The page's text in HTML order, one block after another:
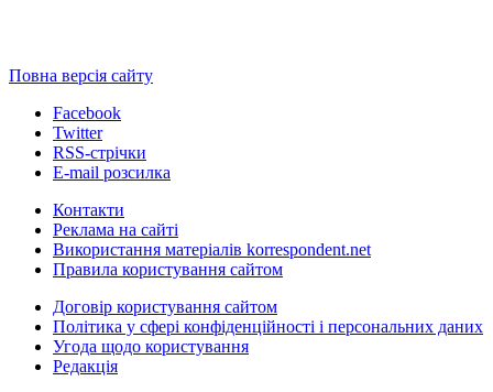
Повна версія сайту
Facebook
Twitter
RSS-стрічки
E-mail розсилка
Контакти
Реклама на сайті
Використання матеріалів korrespondent.net
Правила користування сайтом
Договір користування сайтом
Політика у сфері конфіденційності і персональних даних
Угода щодо користування
Редакція